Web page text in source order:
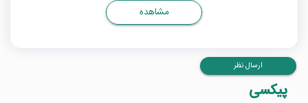
مشاهده
ارسال نظر
پیکسی